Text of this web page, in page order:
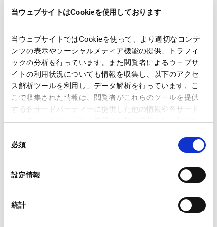
当ウェブサイトはCookieを使用しております
当ウェブサイトではCookieを使って、より適切なコンテ
ンツの表示やソーシャルメディア機能の提供、トラフィ
ックの分析を行っています。また閲覧者によるウェブサ
イトの利用状況についても情報を収集し、以下のアクセ
ス解析ツールを利用し、データ解析を行っています。こ
こで収集された情報は、閲覧者がこれらのツールを提供
する各サードパーティーに提供した他の情報や各サード
パーティーのサービスを使用した際に収集された情報と
ことがあります。
Google Analytics利用規約（
Marketo
外部サイト）
必須
設定情報
統計
2026.05.13
コンプライアンス経営セミナー（役員・上級管理職向
け研修）
2026.04.17
2026年5月施行・金商法改正 (TOB規制・大量保有報
告書関連) の解説
企業価値を高めるスタートアップ企業のM&A戦略と実
2026.03.18
AMT通商・経済安全保障シリーズセミナー「日本企業